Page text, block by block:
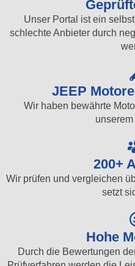
Unser Portal ist ein
schlechte Anbieter durch
JEEP
Wir haben bewährte
200+
Wir prüfen und vergleichen
setzt
Hohe
Durch die Bewertungen